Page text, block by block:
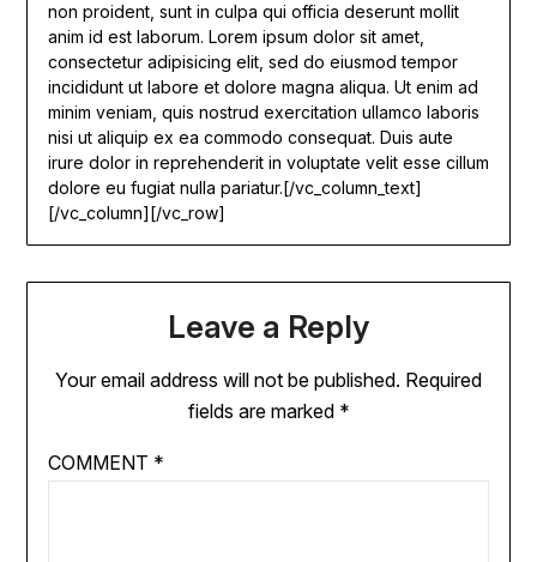
non proident, sunt in culpa qui officia deserunt mollit
anim id est laborum. Lorem ipsum dolor sit amet,
consectetur adipisicing elit, sed do eiusmod tempor
incididunt ut labore et dolore magna aliqua. Ut enim ad
minim veniam, quis nostrud exercitation ullamco laboris
nisi ut aliquip ex ea commodo consequat. Duis aute
irure dolor in reprehenderit in voluptate velit esse cillum
dolore eu fugiat nulla pariatur.[/vc_column_text]
[/vc_column][/vc_row]
Leave a Reply
Your email address will not be published. Required
fields are marked *
COMMENT *